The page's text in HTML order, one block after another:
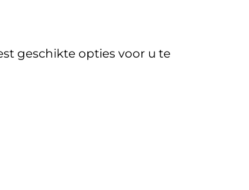
geschikte opties voor u te